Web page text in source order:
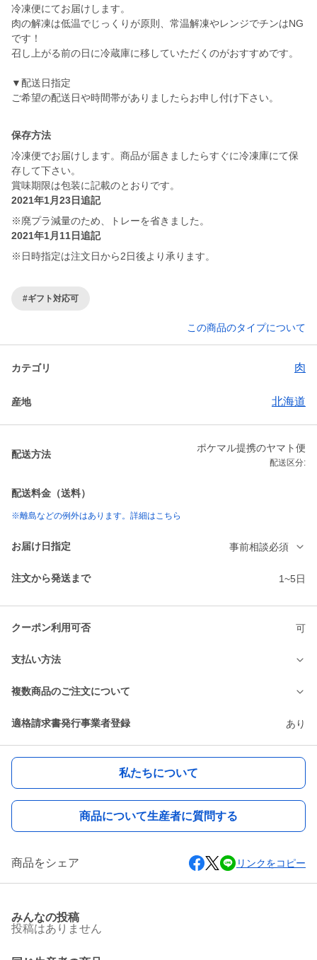
冷凍便にてお届けします。
肉の解凍は低温でじっくりが原則、常温解凍やレンジでチンはNG
です！
召し上がる前の日に冷蔵庫に移していただくのがおすすめです。
▼配送日指定
ご希望の配送日や時間帯がありましたらお申し付け下さい。
保存方法
冷凍便でお届けします。商品が届きましたらすぐに冷凍庫にて保
存して下さい。
賞味期限は包装に記載のとおりです。
2021年1月23日追記
※廃プラ減量のため、トレーを省きました。
2021年1月11日追記
※日時指定は注文日から2日後より承ります。
#ギフト対応可
この商品のタイプについて
カテゴリ 肉
産地 北海道
配送方法
ポケマル提携のヤマト便
配送区分:
配送料金（送料）
※離島などの例外はあります。詳細はこちら
お届け日指定 事前相談必須
注文から発送まで 1~5日
クーポン利用可否 可
支払い方法
複数商品のご注文について
適格請求書発行事業者登録 あり
私たちについて
商品について生産者に質問する
商品をシェア リンクをコピー
みんなの投稿
投稿はありません